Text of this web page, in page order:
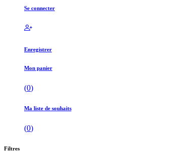
Se connecter
Enregistrer
Mon panier
(0)
Ma liste de souhaits
(0)
Filtres